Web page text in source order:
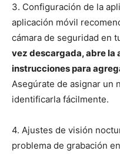
3. Configuración de la
aplicación móvil
cámara de seguridad en
vez descargada, abre la
instrucciones para
Asegúrate de asignar un
identificarla fácilmente.
4. Ajustes de visión
problema de grabación